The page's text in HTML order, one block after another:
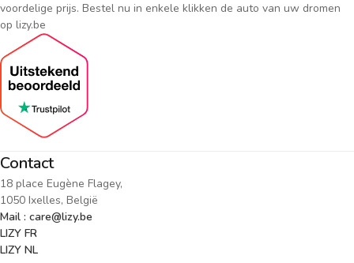
voordelige prijs. Bestel nu in enkele klikken de auto van uw dromen
op lizy.be
Contact
18 place Eugène Flagey,
1050 Ixelles, België
Mail : care@lizy.be
LIZY FR
LIZY NL